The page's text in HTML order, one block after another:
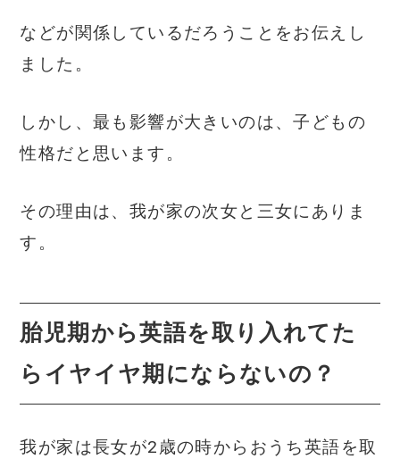
などが関係しているだろうことをお伝えし
ました。
しかし、最も影響が大きいのは、子どもの
性格だと思います。
その理由は、我が家の次女と三女にありま
す。
胎児期から英語を取り入れてた
らイヤイヤ期にならないの？
我が家は長女が2歳の時からおうち英語を取